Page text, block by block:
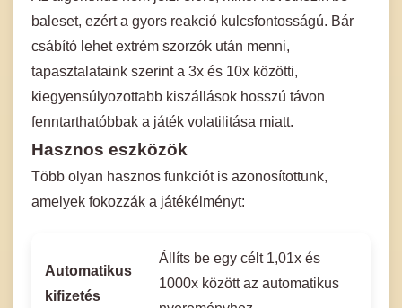
baleset, ezért a gyors reakció kulcsfontosságú. Bár
csábító lehet extrém szorzók után menni,
tapasztalataink szerint a 3x és 10x közötti,
kiegyensúlyozottabb kiszállások hosszú távon
fenntarthatóbbak a játék volatilitása miatt.
Hasznos eszközök
Több olyan hasznos funkciót is azonosítottunk,
amelyek fokozzák a játékélményt:
Automatikus
kifizetés
Állíts be egy célt 1,01x és
1000x között az automatikus